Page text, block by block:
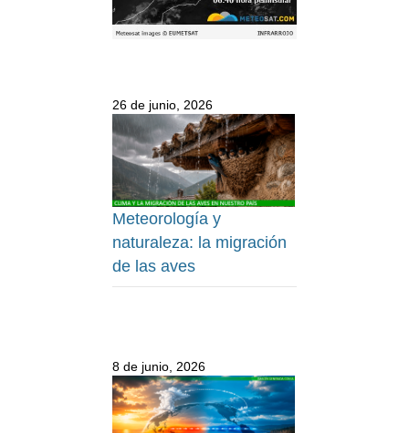
26 de junio, 2026
Meteorología y
naturaleza: la migración
de las aves
8 de junio, 2026